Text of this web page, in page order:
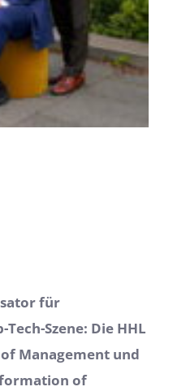
für
Szene: Die HHL
Management und
of